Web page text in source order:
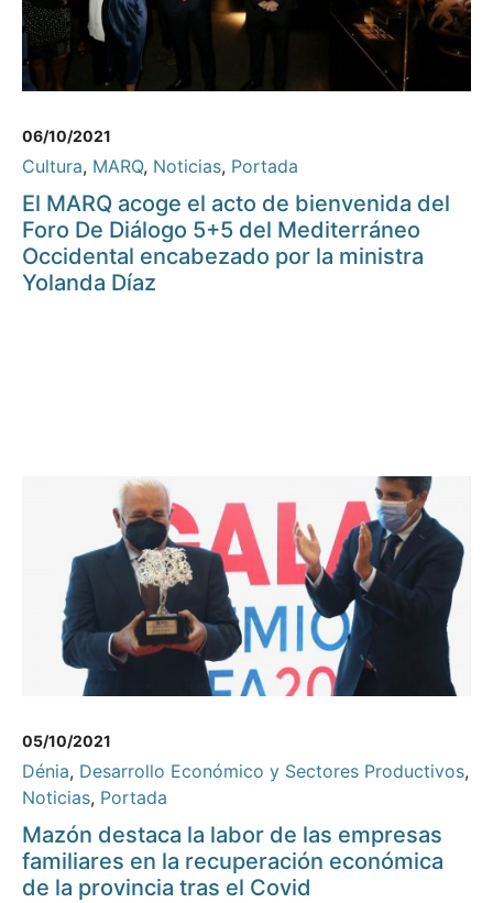
06/10/2021
Cultura, MARQ, Noticias, Portada
El MARQ acoge el acto de bienvenida del
Foro De Diálogo 5+5 del Mediterráneo
Occidental encabezado por la ministra
Yolanda Díaz
05/10/2021
Dénia, Desarrollo Económico y Sectores Productivos,
Noticias, Portada
Mazón destaca la labor de las empresas
familiares en la recuperación económica
de la provincia tras el Covid